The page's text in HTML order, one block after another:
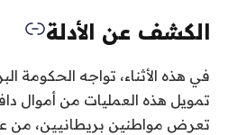
الكشف عن الأدلة
في هذه الأثناء، تواجه الحكومة
تمويل هذه العمليات من أموال
تعرض مواطنين بريطانيين، من